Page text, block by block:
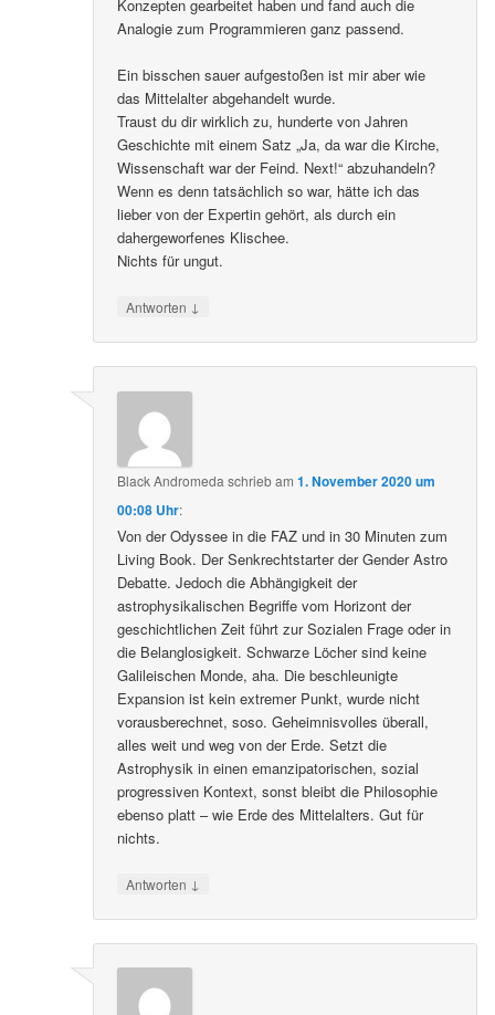
Konzepten gearbeitet haben und fand auch die
Analogie zum Programmieren ganz passend.
Ein bisschen sauer aufgestoßen ist mir aber wie
das Mittelalter abgehandelt wurde.
Traust du dir wirklich zu, hunderte von Jahren
Geschichte mit einem Satz „Ja, da war die Kirche,
Wissenschaft war der Feind. Next!“ abzuhandeln?
Wenn es denn tatsächlich so war, hätte ich das
lieber von der Expertin gehört, als durch ein
dahergeworfenes Klischee.
Nichts für ungut.
Antworten ↓
Black Andromeda schriebam1. November 2020 um
00:08 Uhr:
Von der Odyssee in die FAZ und in 30 Minuten zum
Living Book. Der Senkrechtstarter der Gender Astro
Debatte. Jedoch die Abhängigkeit der
astrophysikalischen Begriffe vom Horizont der
geschichtlichen Zeit führt zur Sozialen Frage oder in
die Belanglosigkeit. Schwarze Löcher sind keine
Galileischen Monde, aha. Die beschleunigte
Expansion ist kein extremer Punkt, wurde nicht
vorausberechnet, soso. Geheimnisvolles überall,
alles weit und weg von der Erde. Setzt die
Astrophysik in einen emanzipatorischen, sozial
progressiven Kontext, sonst bleibt die Philosophie
ebenso platt – wie Erde des Mittelalters. Gut für
nichts.
Antworten ↓